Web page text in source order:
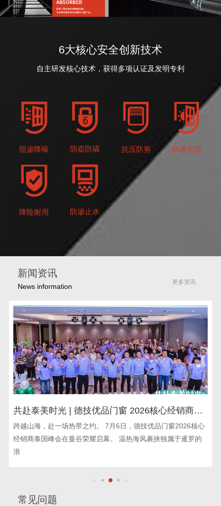
6大核心安全创新技术
自主研发核心技术，获得多项认证及发明专利
阻渗降噪 防盗防撬 抗压防剪 防暑控温
降险耐用 防渗止水
更多资讯
新闻资讯
News information
共赴泰美时光 | 德技优品门窗 2026核心经销商峰
会荣耀启幕
跨越山海，赴一场热带之约。 7月6日，德技优品门窗2026核心
经销商泰国峰会在曼谷荣耀启幕。 温热海风裹挟独属于暹罗的
浪
常见问题